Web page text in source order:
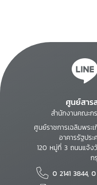
ศูนย์สา
สำนักงานคณะก
ศูนย์ราชการเฉลิมพร
อาคารรัฐปร
120 หมู่ที่ 3 ถนนแจ้
ก
0 2141 3844, 0